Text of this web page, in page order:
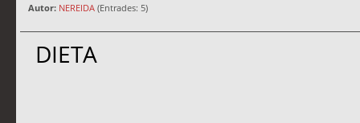
Autor: NEREIDA (Entrades: 5)
DIETA